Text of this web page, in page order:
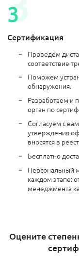
Сертификация
Проведём
соответствие
Поможем
обнаружения.
Разработаем и
орган по
Согласуем с
утверждения
вносятся в
Бесплатно
Персональный
каждом этапе:
менеджмента
Оцените